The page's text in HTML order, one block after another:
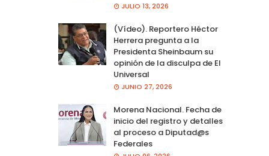
JULIO 13, 2026
(Vídeo). Reportero Héctor
Herrera pregunta a la
Presidenta Sheinbaum su
opinión de la disculpa de El
Universal
JUNIO 27, 2026
Morena Nacional. Fecha de
inicio del registro y detalles
al proceso a Diputad@s
Federales